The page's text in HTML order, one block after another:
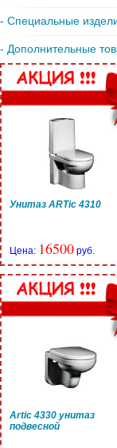
- Специальные
- Дополнительные
Унитаз ARTic 4310
Цена: 16500 руб.
Artic 4330 унитаз
подвесной